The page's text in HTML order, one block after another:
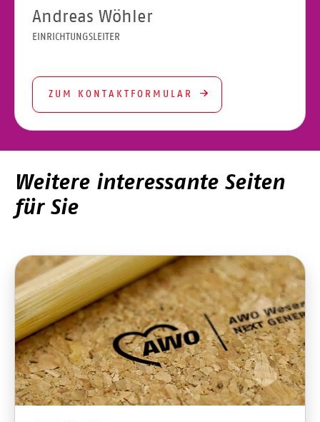
Andreas Wöhler
EINRICHTUNGSLEITER
ZUM KONTAKTFORMULAR
Weitere interessante Seiten
für Sie